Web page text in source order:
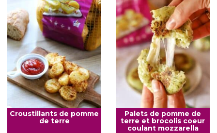
Croustillants de pomme
de terre
Palets de pomme de
terre et brocolis coeur
coulant mozzarella